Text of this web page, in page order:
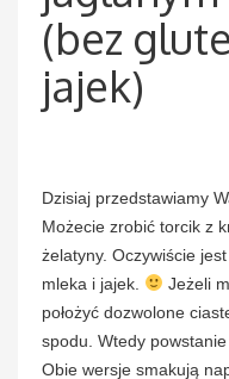
(bez
jajek)
Dzisiaj przedstawiamy
Możecie zrobić torcik z
żelatyny. Oczywiście
mleka i jajek.
Jeżeli
położyć dozwolone
spodu. Wtedy
Obie wersje smakują